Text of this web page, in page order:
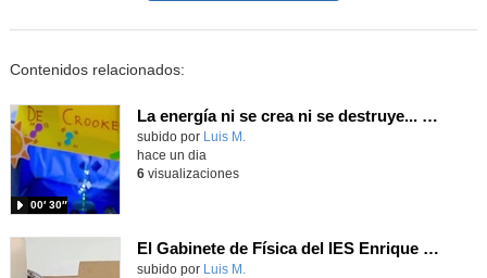
Contenidos relacionados:
La energía ni se crea ni se destruye... ¡se experimenta! El Tierno en la Feria Madrid es Ciencia 2026
Contenido educativo.
subido por Luis M.
00′ 30″
hace un dia
6visualizaciones
El Gabinete de Física del IES Enrique Tierno Galván de Parla (Curso 25-26)
Contenido educativo.
subido por Luis M.